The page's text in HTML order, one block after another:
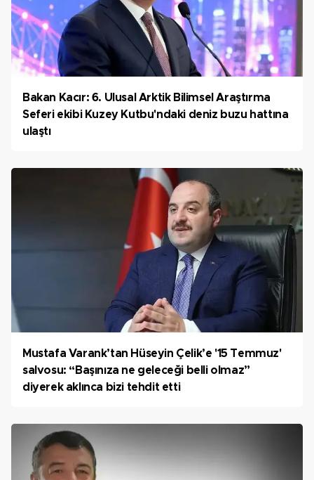
Bakan Kacır: 6. Ulusal Arktik Bilimsel Araştırma
Seferi ekibi Kuzey Kutbu'ndaki deniz buzu hattına
ulaştı
Mustafa Varank’tan Hüseyin Çelik’e '15 Temmuz'
salvosu: “Başınıza ne geleceği belli olmaz”
diyerek aklınca bizi tehdit etti